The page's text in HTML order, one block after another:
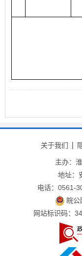
关于我们
主办：
地址：
电话：0561-
皖
网站标识码：